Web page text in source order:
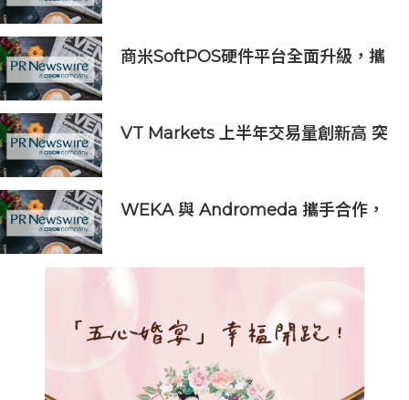
商米SoftPOS硬件平台全面升級，攜
VT Markets 上半年交易量創新高 突
WEKA 與 Andromeda 攜手合作，